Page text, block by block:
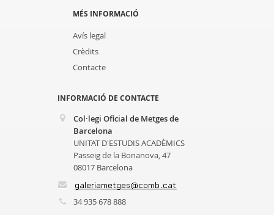
MÉS INFORMACIÓ
Avís legal
Crèdits
Contacte
INFORMACIÓ DE CONTACTE
Col·legi Oficial de Metges de
Barcelona
UNITAT D'ESTUDIS ACADÈMICS
Passeig de la Bonanova, 47
08017 Barcelona
34 935 678 888